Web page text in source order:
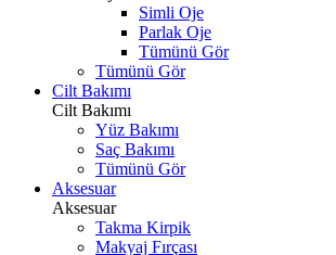
Simli Oje
Parlak Oje
Tümünü Gör
Tümünü Gör
Cilt Bakımı
Cilt Bakımı
Yüz Bakımı
Saç Bakımı
Tümünü Gör
Aksesuar
Aksesuar
Takma Kirpik
Makyaj Fırçası